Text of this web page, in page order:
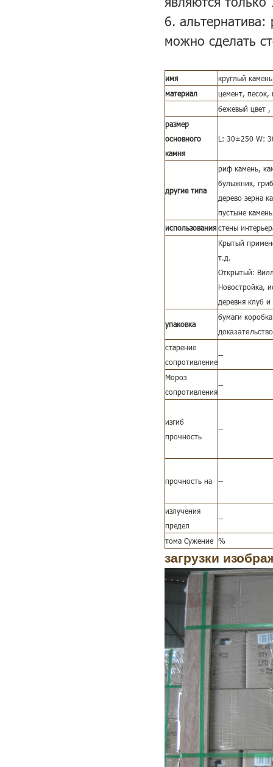
6. альтернатива:
можно сделать
имя
круглый
материал
цемент, песок,
бежевый цвет
размер
основного
камня
L: 30±250 W:
другие типа
риф камень,
булыжник,
дерево зерна
пустыне
использования стены
Крытый
т.д.
Открытый:
Новостройка,
деревня клуб и
упаковка
бумаги
старение
сопротивление
--
Мороз
сопротивления
--
изгиб
прочность
--
прочность на --
излучения
предел
--
тома Сужение %
загрузки